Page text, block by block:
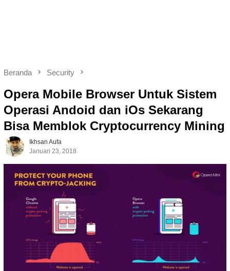
Beranda Security
Opera Mobile Browser Untuk Sistem
Operasi Andoid dan iOs Sekarang
Bisa Memblok Cryptocurrency Mining
Ikhsan Aufa
Januari 23, 2018